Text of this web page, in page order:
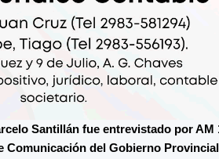
Santillán fue entrevistado por AM
Comunicación del Gobierno